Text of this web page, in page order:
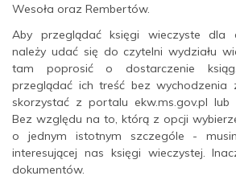
Wesoła oraz Rembertów.
Aby przeglądać księgi wieczyste dla
należy udać się do czytelni wydziału
tam poprosić o dostarczenie
przeglądać ich treść bez
skorzystać z portalu ekw.ms.gov.pl lub
Bez względu na to, którą z opcji
o jednym istotnym szczególe -
interesującej nas księgi wieczystej.
dokumentów.